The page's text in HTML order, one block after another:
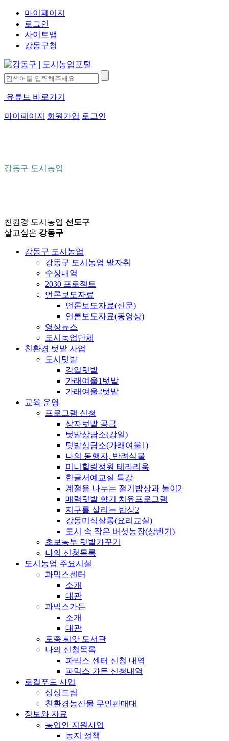
마이페이지
로그인
사이트맵
강동구청
유튜브 바로가기
마이페이지 회원가입 로그인
강동구 도시농업
친환경 도시농업 선도구
살고싶은 강동구
강동구 도시농업
강동구 도시농업 발자취
수상내역
2030 프로젝트
언론보도자료
언론보도자료(신문)
언론보도자료(동영상)
영상뉴스
도시농업단체
친환경 텃밭 사업
도시텃밭
강일텃밭
가래여울1텃밭
가래여울2텃밭
교육 운영
프로그램 신청
상자텃밭 공급
텃밭상담소(강일)
텃밭상담소(가래여울1)
나의 동행자, 반려식물
미니힐링정원 테라리움
한글서예교실 특강
계절을 나누는 절기밥상과 놀이2
매력텃밭 향기 치유프로그램
지구를 살리는 밥상2
강동미식살롱(요리교실)
도시 속 작은 버섯농장(상반기)
초보농부 텃밭가꾸기
나의 신청목록
도시농업 주요시설
파믹스센터
소개
대관
파믹스가든
소개
대관
토종 씨앗 도서관
나의 신청목록
파믹스 센터 신청 내역
파믹스 가든 신청내역
로컬푸드 사업
싱싱드림
친환경농산물 무인판매대
정보와 자료
농업인 지원사업
농지 정책